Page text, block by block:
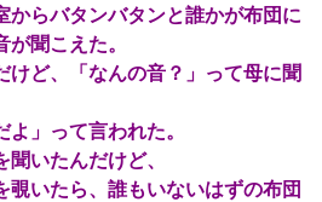
からバタンバタンと誰かが布団に
聞こえた。
けど、「なんの音？」って母に聞
よ」って言われた。
いたんだけど、
覗いたら、誰もいないはずの布団